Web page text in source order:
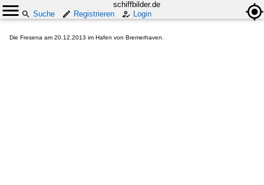
schiffbilder.de
Suche
Registrieren Login
Die Fresena am 20.12.2013 im Hafen von Bremerhaven.